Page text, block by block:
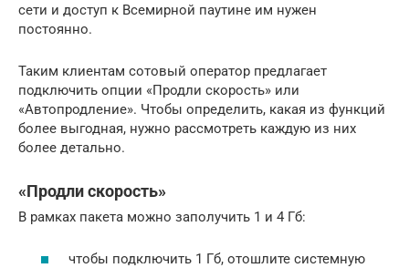
сети и доступ к Всемирной паутине им нужен
постоянно.
Таким клиентам сотовый оператор предлагает
подключить опции «Продли скорость» или
«Автопродление». Чтобы определить, какая из функций
более выгодная, нужно рассмотреть каждую из них
более детально.
«Продли скорость»
В рамках пакета можно заполучить 1 и 4 Гб:
чтобы подключить 1 Гб, отошлите системную